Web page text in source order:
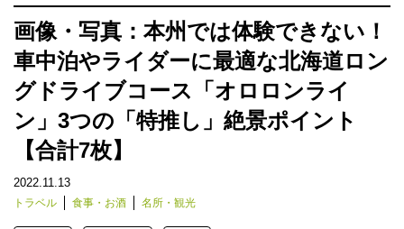
画像・写真：本州では体験できない！
車中泊やライダーに最適な北海道ロン
グドライブコース「オロロンライ
ン」3つの「特推し」絶景ポイント
【合計7枚】
2022.11.13
トラベル 食事・お酒 名所・観光